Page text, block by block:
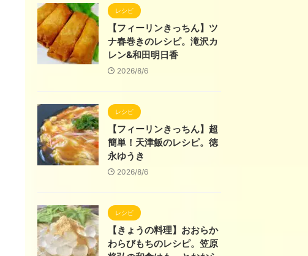
レシピ
【フィーリンきっちん】ツ
ナ春巻きのレシピ。滝沢カ
レン&和田明日香
2026/8/6
レシピ
【フィーリンきっちん】超
簡単！天津飯のレシピ。徳
永ゆうき
2026/8/6
レシピ
【きょうの料理】おおらか
わらびもちのレシピ。笠原